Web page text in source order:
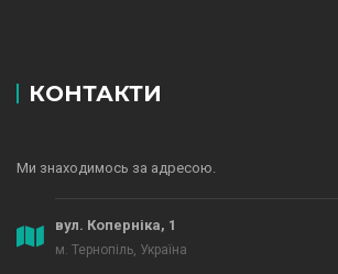
КОНТАКТИ
Ми знаходимось за адресою.
вул. Коперніка, 1
м. Тернопіль, Україна